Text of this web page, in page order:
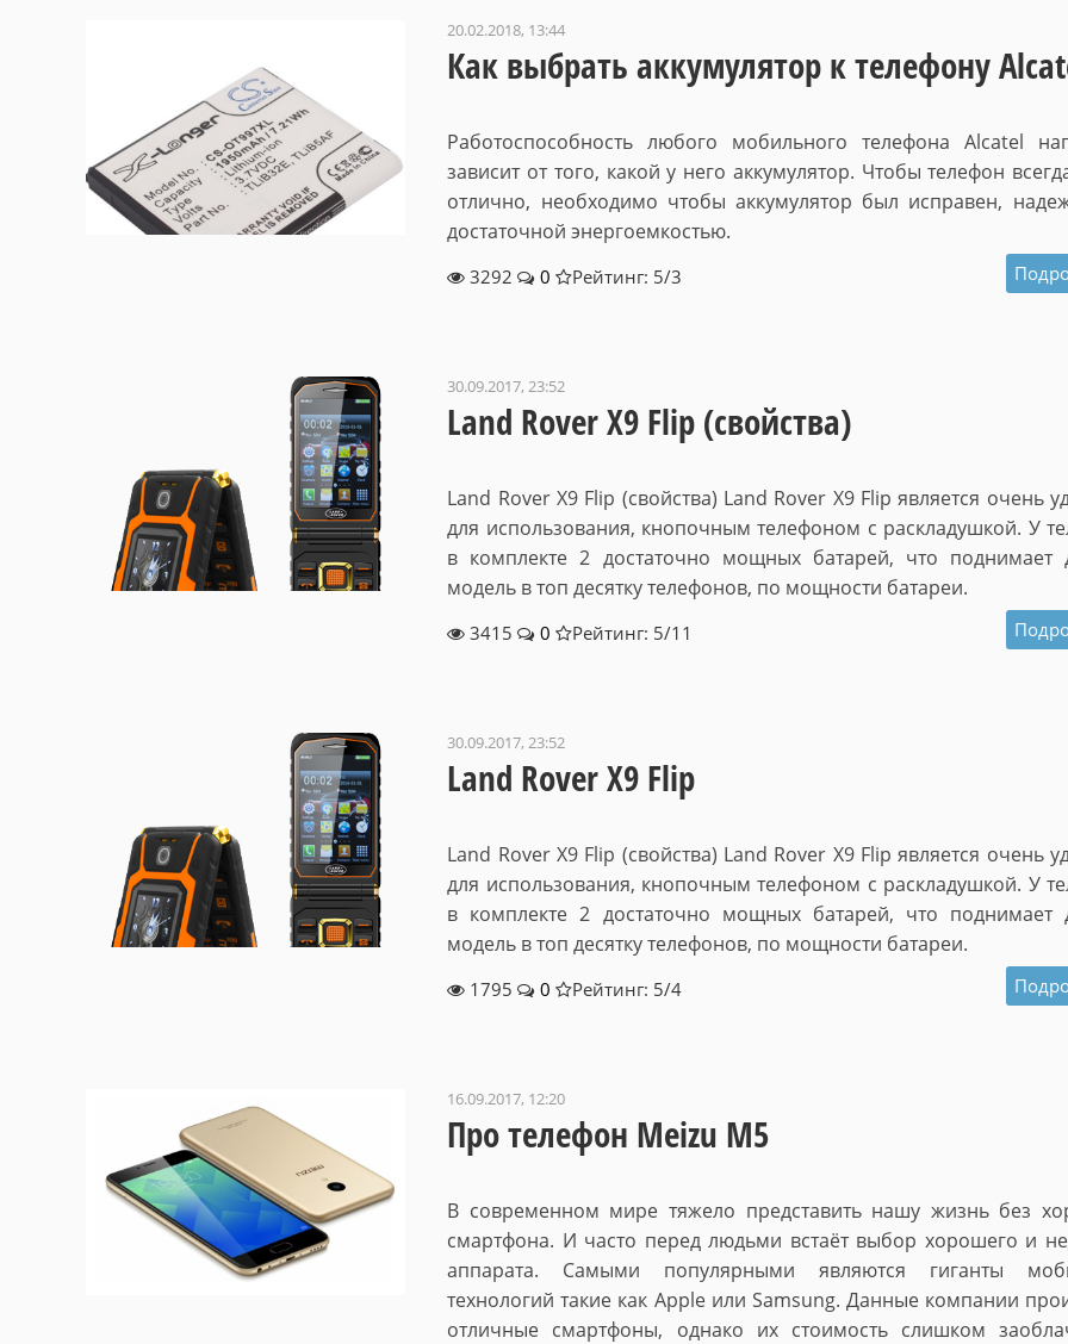
20.02.2018, 13:44
Как выбрать аккумулятор к телефону
Работоспособность любого мобильного телефона Alcatel
зависит от того, какой у него аккумулятор. Чтобы телефон
отлично, необходимо чтобы аккумулятор был исправен,
достаточной энергоемкостью.
3292 0 Рейтинг: 5/3
30.09.2017, 23:52
Land Rover X9 Flip (свойства)
Land Rover X9 Flip (свойства) Land Rover X9 Flip является очень
для использования, кнопочным телефоном с раскладушкой. У
в комплекте 2 достаточно мощных батарей, что поднимает
модель в топ десятку телефонов, по мощности батареи.
3415 0 Рейтинг: 5/11
30.09.2017, 23:52
Land Rover X9 Flip
Land Rover X9 Flip (свойства) Land Rover X9 Flip является очень
для использования, кнопочным телефоном с раскладушкой. У
в комплекте 2 достаточно мощных батарей, что поднимает
модель в топ десятку телефонов, по мощности батареи.
1795 0 Рейтинг: 5/4
16.09.2017, 12:20
Про телефон Meizu M5
В современном мире тяжело представить нашу жизнь без
смартфона. И часто перед людьми встаёт выбор хорошего и
аппарата. Самыми популярными являются гиганты
технологий такие как Apple или Samsung. Данные компании
отличные смартфоны, однако их стоимость слишком